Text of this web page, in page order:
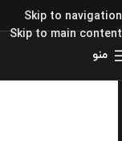
Skip to navigation
Skip to main content
منو